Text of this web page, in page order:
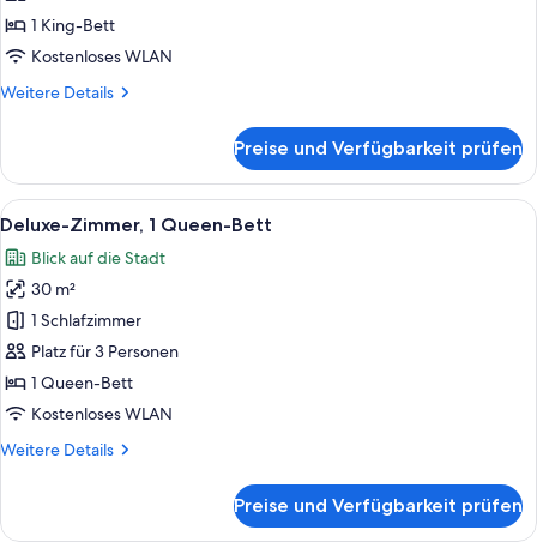
Bett
anzeigen
1 King-Bett
Kostenloses WLAN
Weitere Details
Weitere
Zimmer,
1 King-
Bett
Preise und Verfügbarkeit prüfen
Alle
Fotos
für
Deluxe-
Zimmer,
1
Queen-
Bett
Ein Hotelzimmer mit einem großen
8
Deluxe-Zimmer, 1 Queen-Bett
Blick auf die Stadt
30 m²
1 Schlafzimmer
Platz für 3 Personen
1 Queen-Bett
Kostenloses WLAN
Weitere Details
Weitere
Zimmer,
Preise und Verfügbarkeit prüfen